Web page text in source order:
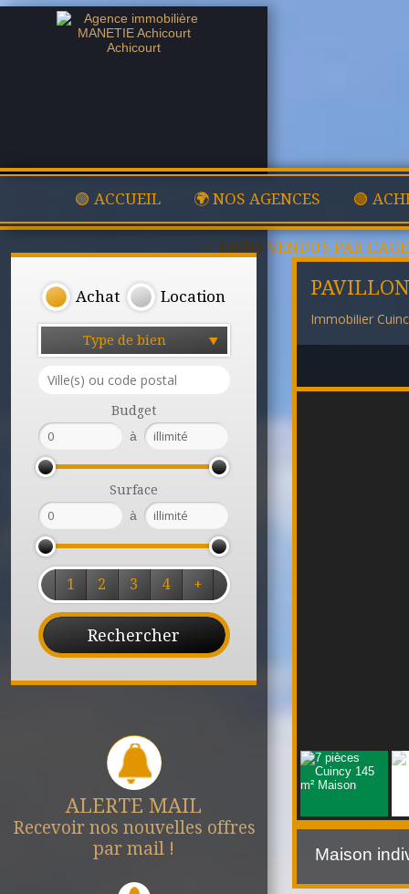
🟢 ACCUEIL 🌍 NOS AGENCES 🟢
✅ BIENS VENDUS PAR
Achat Location
Type de bien
Budget
à
Surface
à
1 2 3 4 +
ALERTE MAIL
Recevoir nos nouvelles offres
par mail !
Immobilier
Maison